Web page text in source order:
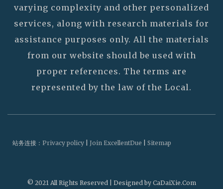
varying complexity and other personalized
services, along with research materials for
assistance purposes only. All the materials
from our website should be used with
proper references. The terms are
represented by the law of the Local.
© 2021 All Rights Reserved | Designed by CaDaiXie.Com
站务连接： Privacy policy Join ExcellentDue Sitemap